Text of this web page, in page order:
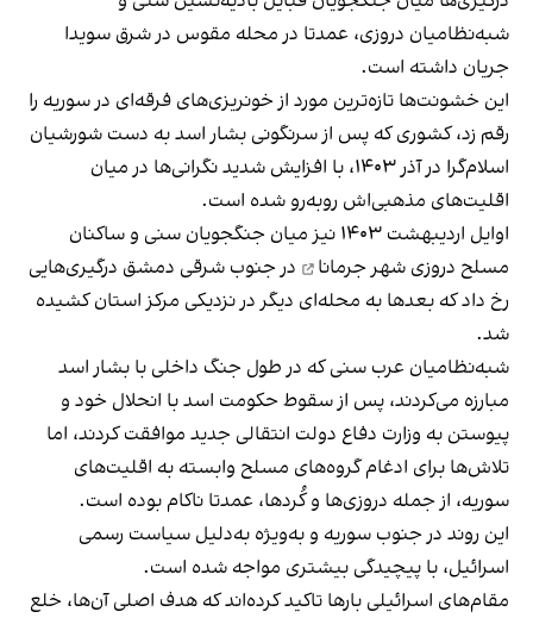
شبه‌نظامیان دروزی، عمدتا در محله مقوس در شرق سویدا
جریان داشته است.
این خشونت‌ها تازه‌ترین مورد از خونریزی‌های فرقه‌ای در سوریه را
رقم زد، کشوری که پس از سرنگونی بشار اسد به دست شورشیان
اسلام‌گرا در آذر ۱۴۰۳، با افزایش شدید نگرانی‌‌ها در میان
اقلیت‌های مذهبی‌اش روبه‌رو شده است.
اوایل اردیبهشت ۱۴۰۳ نیز میان جنگجویان سنی و ساکنان
مسلح دروزی شهر جرمانا
در جنوب شرقی دمشق درگیری‌هایی
رخ داد که بعدها به محله‌ای دیگر در نزدیکی مرکز استان کشیده
شد.
شبه‌نظامیان عرب سنی که در طول جنگ داخلی با بشار اسد
مبارزه می‌کردند، پس از سقوط حکومت اسد با انحلال خود و
پیوستن به وزارت دفاع دولت انتقالی جدید موافقت کردند، اما
تلاش‌ها برای ادغام گروه‌های مسلح وابسته به اقلیت‌های
سوریه، از جمله دروزی‌ها و کُردها، عمدتا ناکام بوده است.
این روند در جنوب سوریه و به‌ویژه به‌دلیل سیاست رسمی
اسرائیل، با پیچیدگی بیشتری مواجه شده است.
مقام‌های اسرائیلی بارها تاکید کرده‌اند که هدف اصلی آن‌ها، خلع